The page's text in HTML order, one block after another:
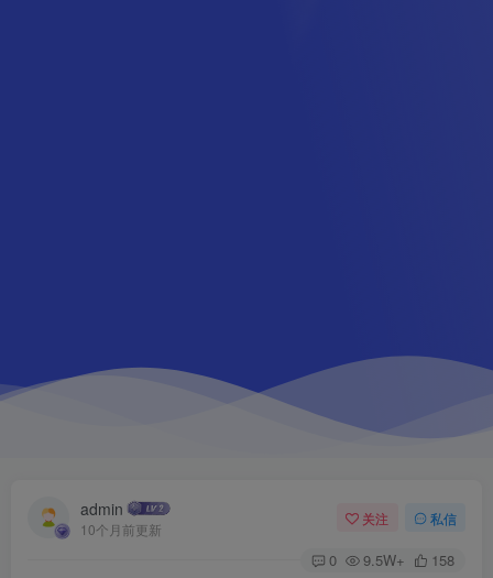
admin
10个月前更新
关注 私信
0 9.5W+ 158